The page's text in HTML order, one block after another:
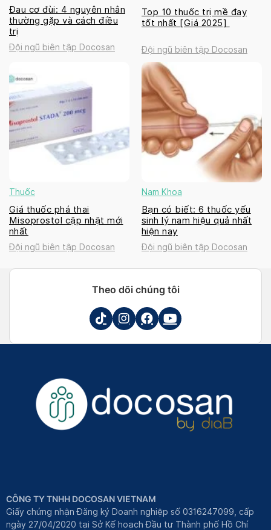
Đau cơ đùi: 4 nguyên nhân
thường gặp và cách điều
trị
Đội ngũ biên tập Docosan
Top 10 thuốc trị mề đay
tốt nhất [Giá 2025]
Đội ngũ biên tập Docosan
Thuốc
Giá thuốc phá thai
Misoprostol cập nhật mới
nhất
Đội ngũ biên tập Docosan
Nam Khoa
Bạn có biết: 6 thuốc yếu
sinh lý nam hiệu quả nhất
hiện nay
Đội ngũ biên tập Docosan
Theo dõi chúng tôi
CÔNG TY TNHH DOCOSAN VIETNAM
Giấy chứng nhận Đăng ký Doanh nghiệp số 0316247099, cấp
ngày 27/04/2020 tại Sở Kế hoạch Đầu tư Thành phố Hồ Chí